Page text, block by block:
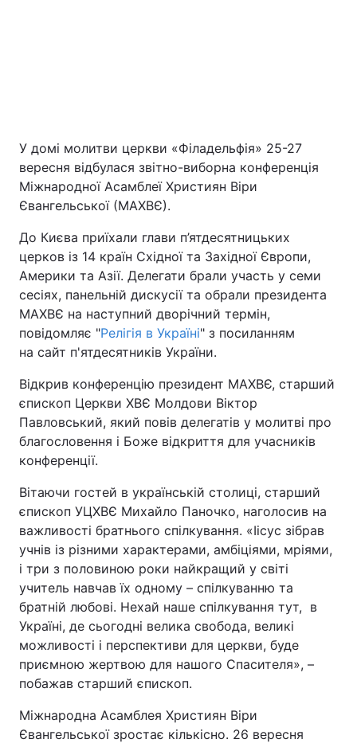
Київ Львів
Дніпро
Одеса
Спорт Наука
Техно і зв'язок Лайт
Зброя Інциденти
Здоров'я Туризм
Цікавинки
Відео з Youtube Статті
Інтерв'ю Думки
Архів Вакансії
Контакти
ПОСЛУГИ
Реклама на сайті Фотобанк
У домі молитви церкви «Філадельфія» 25-27
вересня відбулася звітно-виборна конференція
Міжнародної Асамблеї Християн Віри
Євангельської (МАХВЄ).
До Києва приїхали глави п’ятдесятницьких
церков із 14 країн Східної та Західної Європи,
Америки та Азії. Делегати брали участь у семи
сесіях, панельній дискусії та обрали президента
МАХВЄ на наступний дворічний термін,
повідомляє "Релігія в Україні" з посиланням
на сайт п'ятдесятників України.
Відкрив конференцію президент МАХВЄ, старший
єпископ Церкви ХВЄ Молдови Віктор
Павловський, який повів делегатів у молитві про
благословення і Боже відкриття для учасників
конференції.
Вітаючи гостей в українській столиці, старший
єпископ УЦХВЄ Михайло Паночко, наголосив на
важливості братнього спілкування. «Іісус зібрав
учнів із різними характерами, амбіціями, мріями,
і три з половиною роки найкращий у світі
учитель навчав їх одному – спілкуванню та
братній любові. Нехай наше спілкування тут, в
Україні, де сьогодні велика свобода, великі
можливості і перспективи для церкви, буде
приємною жертвою для нашого Спасителя», –
побажав старший єпископ.
Міжнародна Асамблея Християн Віри
Євангельської зростає кількісно. 26 вересня